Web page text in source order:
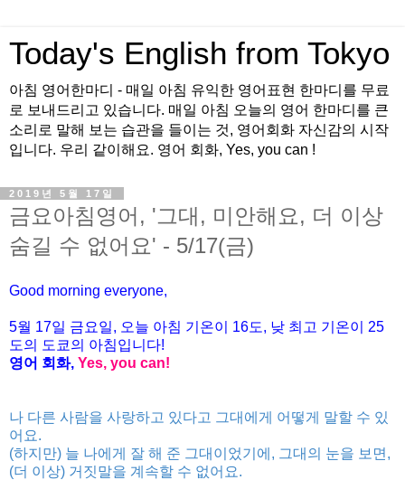
Today's English from Tokyo
아침 영어한마디 - 매일 아침 유익한 영어표현 한마디를 무료
로 보내드리고 있습니다. 매일 아침 오늘의 영어 한마디를 큰
소리로 말해 보는 습관을 들이는 것, 영어회화 자신감의 시작
입니다. 우리 같이해요. 영어 회화, Yes, you can !
2019년 5월 17일
금요아침영어, '그대, 미안해요, 더 이상
숨길 수 없어요' - 5/17(금)
Good morning everyone,
5월 17일 금요일, 오늘 아침 기온이 16도, 낮 최고 기온이 25
도의 도쿄의 아침입니다!
영어 회화, Yes, you can!
나 다른 사람을 사랑하고 있다고 그대에게 어떻게 말할 수 있
어요.
(하지만) 늘 나에게 잘 해 준 그대이었기에, 그대의 눈을 보면,
(더 이상) 거짓말을 계속할 수 없어요.